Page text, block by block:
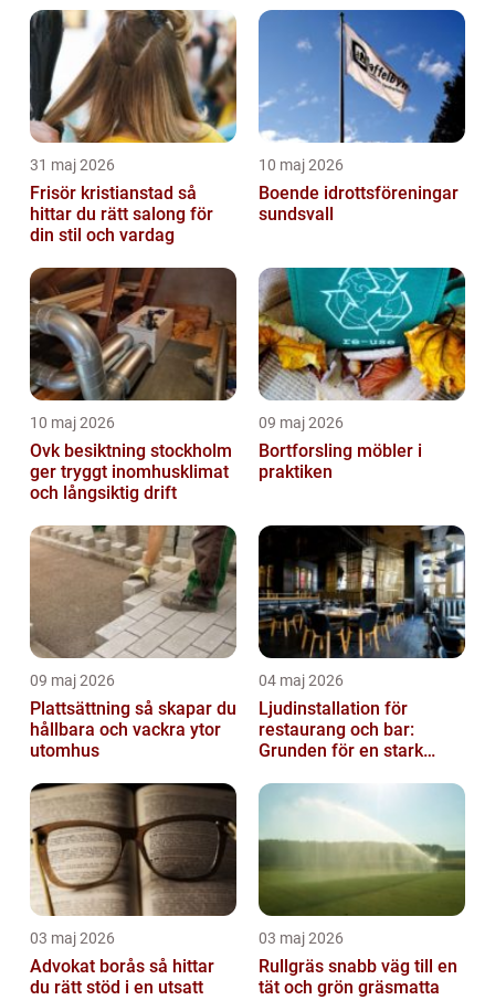
31 maj 2026
Frisör kristianstad så
hittar du rätt salong för
din stil och vardag
10 maj 2026
Boende idrottsföreningar
sundsvall
10 maj 2026
Ovk besiktning stockholm
ger tryggt inomhusklimat
och långsiktig drift
09 maj 2026
Bortforsling möbler i
praktiken
09 maj 2026
Plattsättning så skapar du
hållbara och vackra ytor
utomhus
04 maj 2026
Ljudinstallation för
restaurang och bar:
Grunden för en stark
03 maj 2026
Advokat borås så hittar
du rätt stöd i en utsatt
03 maj 2026
Rullgräs snabb väg till en
tät och grön gräsmatta